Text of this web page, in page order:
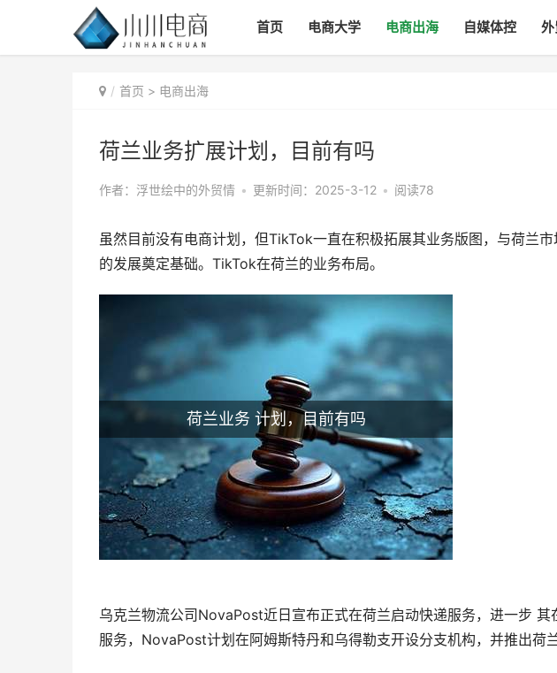
首页 电商大学 电商出海 自媒体控
首页 > 电商出海
荷兰业务扩展计划，目前有吗
作者：浮世绘中的外贸情 • 更新时间：2025-3-12 • 阅读78
虽然目前没有电商计划，但TikTok一直在积极拓展其业务版图，与荷兰
的发展奠定基础。TikTok在荷兰的业务布局。
荷兰业务 计划，目前有吗
乌克兰物流公司NovaPost近日宣布正式在荷兰启动快递服务，进一步
服务，NovaPost计划在阿姆斯特丹和乌得勒支开设分支机构，并推出荷兰